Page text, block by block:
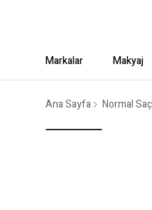
Markalar Makyaj
Ana Sayfa Normal